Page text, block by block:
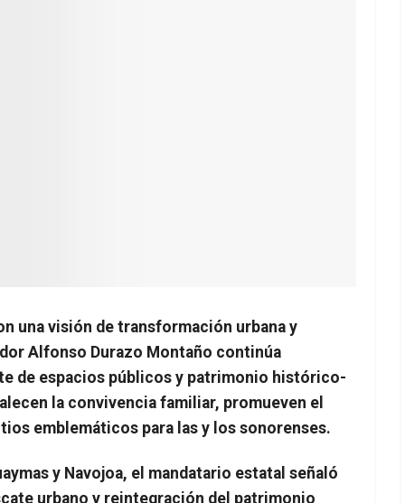
una visión de transformación urbana y
Alfonso Durazo Montaño continúa
de espacios públicos y patrimonio histórico-
la convivencia familiar, promueven el
emblemáticos para las y los sonorenses.
y Navojoa, el mandatario estatal señaló
urbano y reintegración del patrimonio